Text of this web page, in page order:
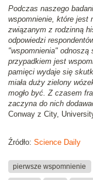
Podczas naszego
wspomnienie, które jest
związanym z rodzinną
odpowiedzi
"wspomnienia"
przypadkiem jest
pamięci wydaje się
miała duży zielony
mogło być. Z czasem
zaczyna do nich
Conway z City,
Źródło: Science Daily
pierwsze wspomnienie